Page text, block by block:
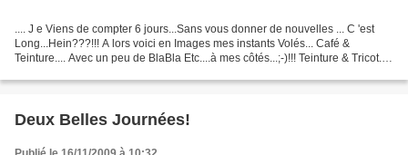
.... J e Viens de compter 6 jours...Sans vous donner de nouvelles ... C 'est
Long...Hein???!!! A lors voici en Images mes instants Volés... Café &
Teinture.... Avec un peu de BlaBla Etc....à mes côtés...;-)!!! Teinture & Tricot....
Deux Belles Journées!